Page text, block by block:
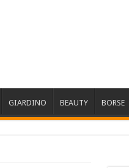
GIARDINO BEAUTY BORSE